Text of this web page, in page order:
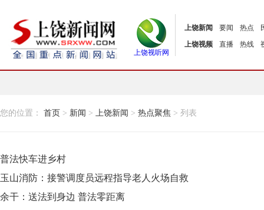
上饶视听网
上饶新闻 要闻 热点
上饶视频
直播 热线
您的位置： 首页 > 新闻 > 上饶新闻 > 热点聚焦 > 列表
普法快车进乡村
玉山消防：接警调度员远程指导老人火场自救
余干：送法到身边 普法零距离